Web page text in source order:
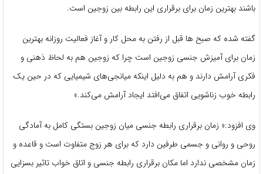
باشند بهترین زمان برای برقراری این رابطه بین زوجین است.
گفته شده که صبح ها قبل از رفتن به محل کار و آغاز فعالیت روزانه بهترین
زمان برای آمیزش جنسی زوجین است چرا که زوجین هم به لحاظ ذهنی و
فکری آرامش دارند و هم به دلیل اینکه میانجی‌های شیمیایی که در حین یک
رابطه خوب زناشویی اتفاق می‌افتد ایجاد آرامش می‌کند.»
وی افزود:« زمان برقراری رابطه جنسی میان زوجین بستگی کامل به آمادگی
روحی و روانی و جسمی طرفین دارد که برای هر زوج متفاوت است و قاعده و
زمان مشخصی ندارد اما مکان برقراری رابطه جنسی و اتاق خواب تاثیر بسزایی